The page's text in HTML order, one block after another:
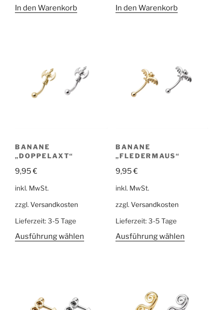
In den Warenkorb In den Warenkorb
BANANE
„DOPPELAXT“
9,95€
inkl. MwSt.
zzgl. Versandkosten
Lieferzeit: 3-5 Tage
Ausführung wählen
BANANE
„FLEDERMAUS“
9,95€
inkl. MwSt.
zzgl. Versandkosten
Lieferzeit: 3-5 Tage
Ausführung wählen